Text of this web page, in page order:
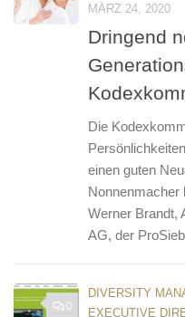
MÄRZ 24, 2020
Dringend
Die
einen guten
Nonnenmacher
Werner Brandt,
AG, der
0
DIVERSITY
EXECUTIVE